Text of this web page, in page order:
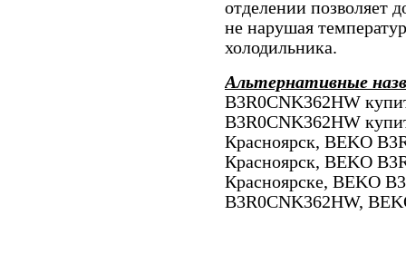
отделении позволяет
не нарушая
холодильника.
Альтернативные
B3R0CNK362HW
B3R0CNK362HW
Красноярск, BEKO
Красноярск, BEKO
Красноярске, BEKO
B3R0CNK362HW,